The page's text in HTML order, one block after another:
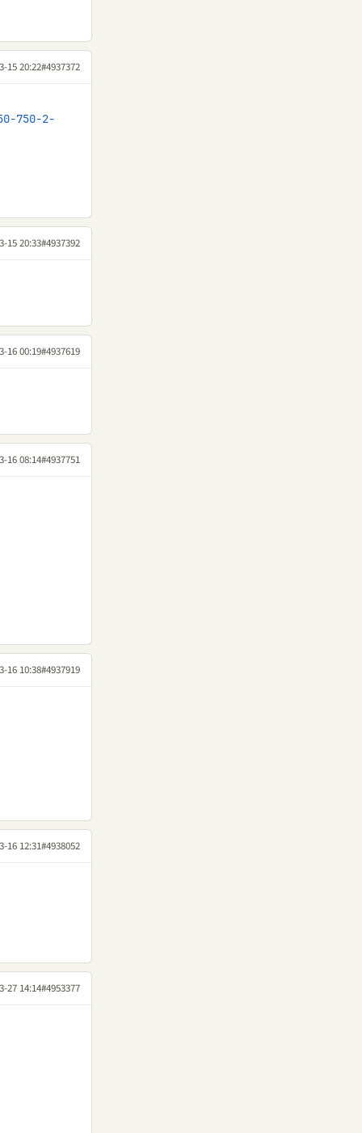
15 20:22#4937372
750-2-
15 20:33#4937392
16 00:19#4937619
16 08:14#4937751
16 10:38#4937919
16 12:31#4938052
27 14:14#4953377